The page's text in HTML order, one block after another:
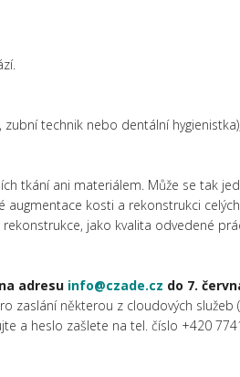
technik nebo dentální
tkání ani materiálem. Může se tak
augmentace kosti a rekonstrukci
jako kvalita odvedené
adresu info@czade.cz do 7.
zaslání některou z cloudových služeb
a heslo zašlete na tel. číslo +420